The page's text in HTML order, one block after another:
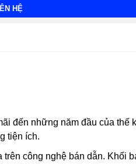
HỆ
đến những năm đầu của
tiện ích.
trên công nghệ bán dẫn. Khối